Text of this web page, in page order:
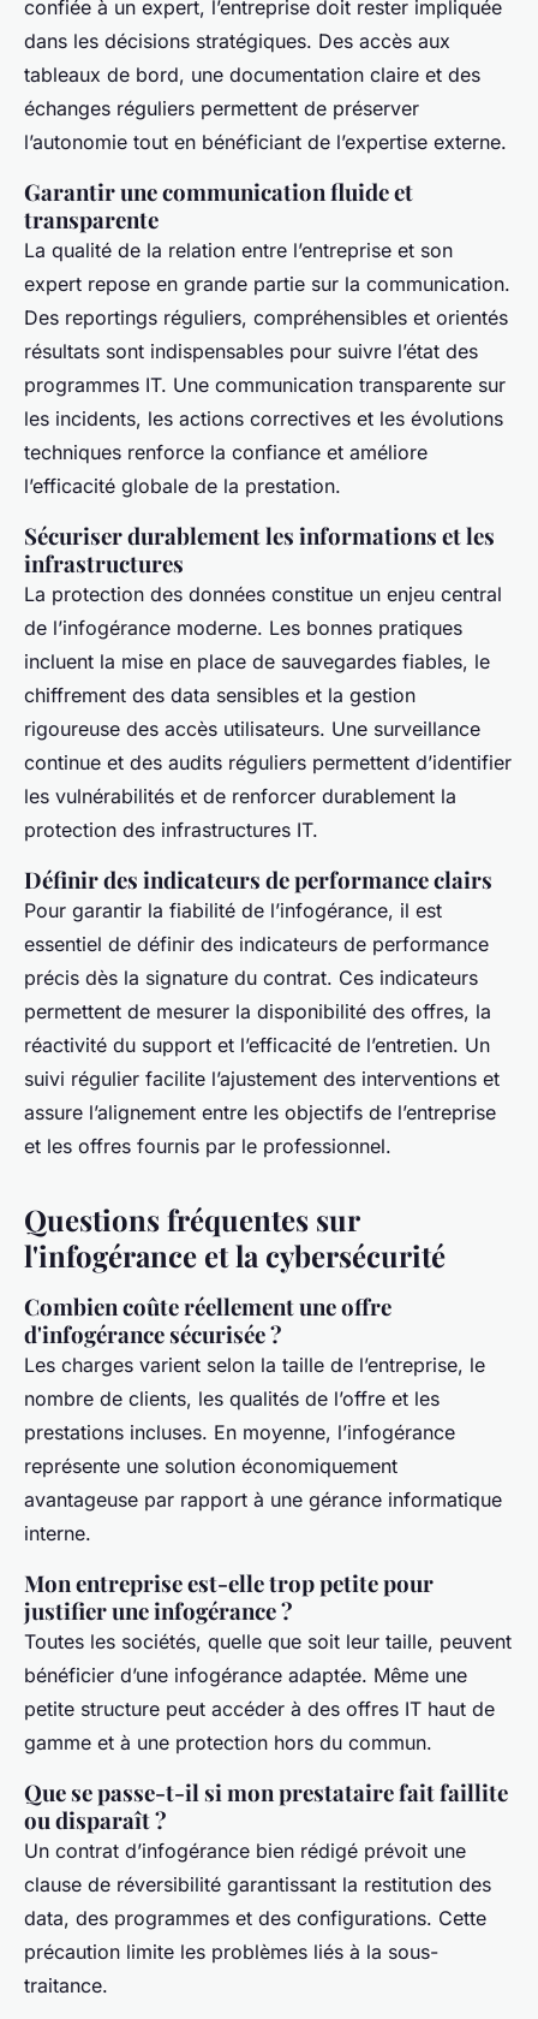
confiée à un expert, l’entreprise doit rester impliquée
dans les décisions stratégiques. Des accès aux
tableaux de bord, une documentation claire et des
échanges réguliers permettent de préserver
l’autonomie tout en bénéficiant de l’expertise externe.
Garantir une communication fluide et
transparente
La qualité de la relation entre l’entreprise et son
expert repose en grande partie sur la communication.
Des reportings réguliers, compréhensibles et orientés
résultats sont indispensables pour suivre l’état des
programmes IT. Une communication transparente sur
les incidents, les actions correctives et les évolutions
techniques renforce la confiance et améliore
l’efficacité globale de la prestation.
Sécuriser durablement les informations et les
infrastructures
La protection des données constitue un enjeu central
de l’infogérance moderne. Les bonnes pratiques
incluent la mise en place de sauvegardes fiables, le
chiffrement des data sensibles et la gestion
rigoureuse des accès utilisateurs. Une surveillance
continue et des audits réguliers permettent d’identifier
les vulnérabilités et de renforcer durablement la
protection des infrastructures IT.
Définir des indicateurs de performance clairs
Pour garantir la fiabilité de l’infogérance, il est
essentiel de définir des indicateurs de performance
précis dès la signature du contrat. Ces indicateurs
permettent de mesurer la disponibilité des offres, la
réactivité du support et l’efficacité de l’entretien. Un
suivi régulier facilite l’ajustement des interventions et
assure l’alignement entre les objectifs de l’entreprise
et les offres fournis par le professionnel.
Questions fréquentes sur
l'infogérance et la cybersécurité
Combien coûte réellement une offre
d'infogérance sécurisée ?
Les charges varient selon la taille de l’entreprise, le
nombre de clients, les qualités de l’offre et les
prestations incluses. En moyenne, l’infogérance
représente une solution économiquement
avantageuse par rapport à une gérance informatique
interne.
Mon entreprise est-elle trop petite pour
justifier une infogérance ?
Toutes les sociétés, quelle que soit leur taille, peuvent
bénéficier d’une infogérance adaptée. Même une
petite structure peut accéder à des offres IT haut de
gamme et à une protection hors du commun.
Que se passe-t-il si mon prestataire fait faillite
ou disparaît ?
Un contrat d’infogérance bien rédigé prévoit une
clause de réversibilité garantissant la restitution des
data, des programmes et des configurations. Cette
précaution limite les problèmes liés à la sous-
traitance.